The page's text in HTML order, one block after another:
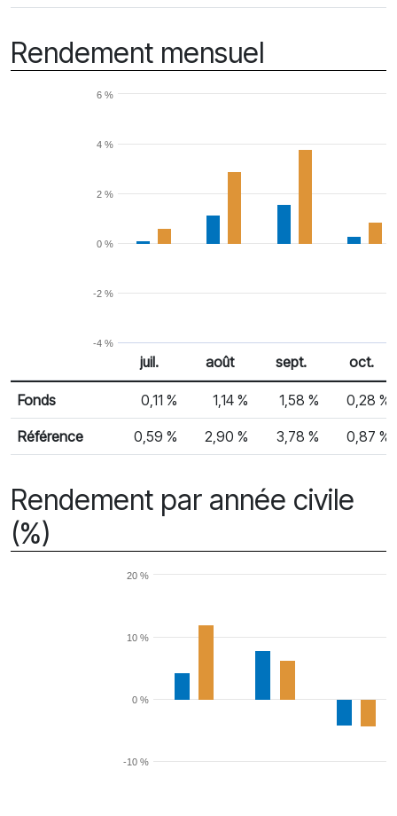
Rendement mensuel
-4 %
-2 %
0 %
2 %
4 %
6 %
Rendement mensuel
% Rendement
juil. août sept. oct.
Fonds 0,11 % 1,14 % 1,58 % 0,28 %
Référence 0,59 % 2,90 % 3,78 % 0,87 %
Rendement par année civile
(%)
-10 %
0 %
10 %
20 %